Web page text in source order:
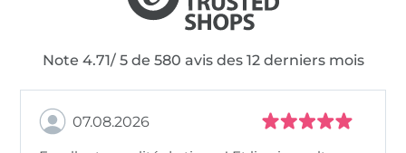
Note 4.71/ 5 de 580 avis des 12 derniers mois
07.08.2026